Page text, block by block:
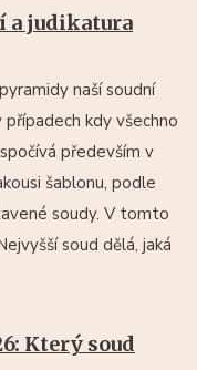
a judikatura
naší soudní
případech kdy všechno
především v
šablonu, podle
soudy. V tomto
soud dělá, jaká
Který soud